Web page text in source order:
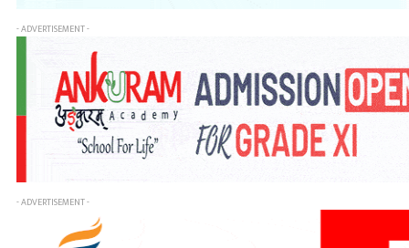
- ADVERTISEMENT -
- ADVERTISEMENT -